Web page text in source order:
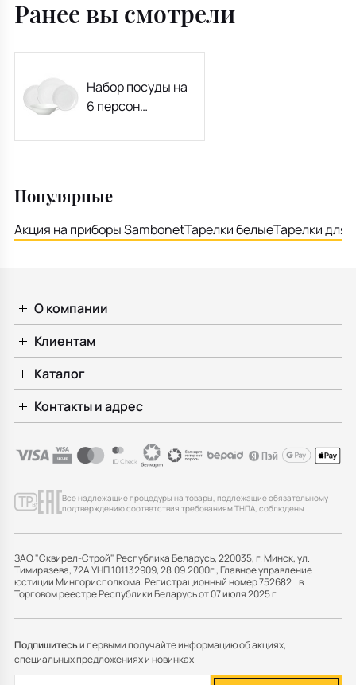
Ранее вы смотрели
Набор посуды на
6 персон
19 предметов
Популярные
Акция на приборы SambonetТарелки белыеТарелки для
О компании
Клиентам
Каталог
Контакты и адрес
Все надлежащие процедуры на товары, подлежащие обязательному
подтверждению соответствия требованиям ТНПА, соблюдены
ЗАО "Сквирел-Строй" Республика Беларусь, 220035, г. Минск, ул.
Тимирязева, 72А УНП 101132909, 28.09.2000г., Главное управление
юстиции Мингорисполкома. Регистрационный номер 752682 в
Торговом реестре Республики Беларусь от 07 июля 2025 г.
Подпишитесьи первыми получайте информацию об акциях,
специальных предложениях и новинках